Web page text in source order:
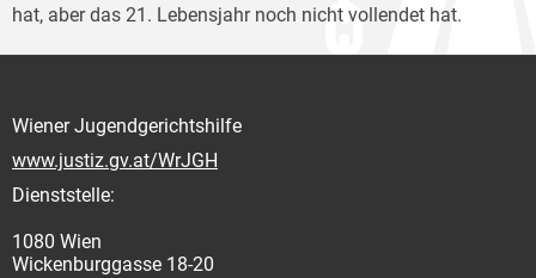
hat, aber das 21. Lebensjahr noch nicht vollendet hat.
Wiener Jugendgerichtshilfe
www.justiz.gv.at/WrJGH
Dienststelle:
1080 Wien
Wickenburggasse 18-20